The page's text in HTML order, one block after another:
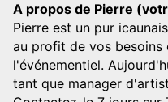
A propos de Pierre
Pierre est un pur
au profit de vos besoins
l'événementiel.
tant que manager